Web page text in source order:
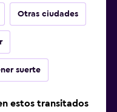
Otras ciudades
suerte
estos transitados